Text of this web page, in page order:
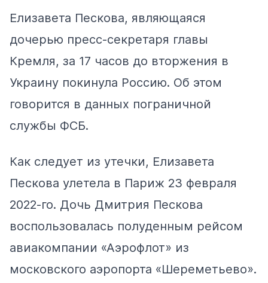
Елизавета Пескова, являющаяся
дочерью пресс-секретаря главы
Кремля, за 17 часов до вторжения в
Украину покинула Россию. Об этом
говорится в данных пограничной
службы ФСБ.
Как следует из утечки, Елизавета
Пескова улетела в Париж 23 февраля
2022-го. Дочь Дмитрия Пескова
воспользовалась полуденным рейсом
авиакомпании «Аэрофлот» из
московского аэропорта «Шереметьево».